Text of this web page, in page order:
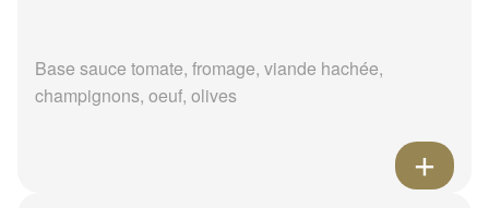
Base sauce tomate, fromage, viande hachée,
champignons, oeuf, olives